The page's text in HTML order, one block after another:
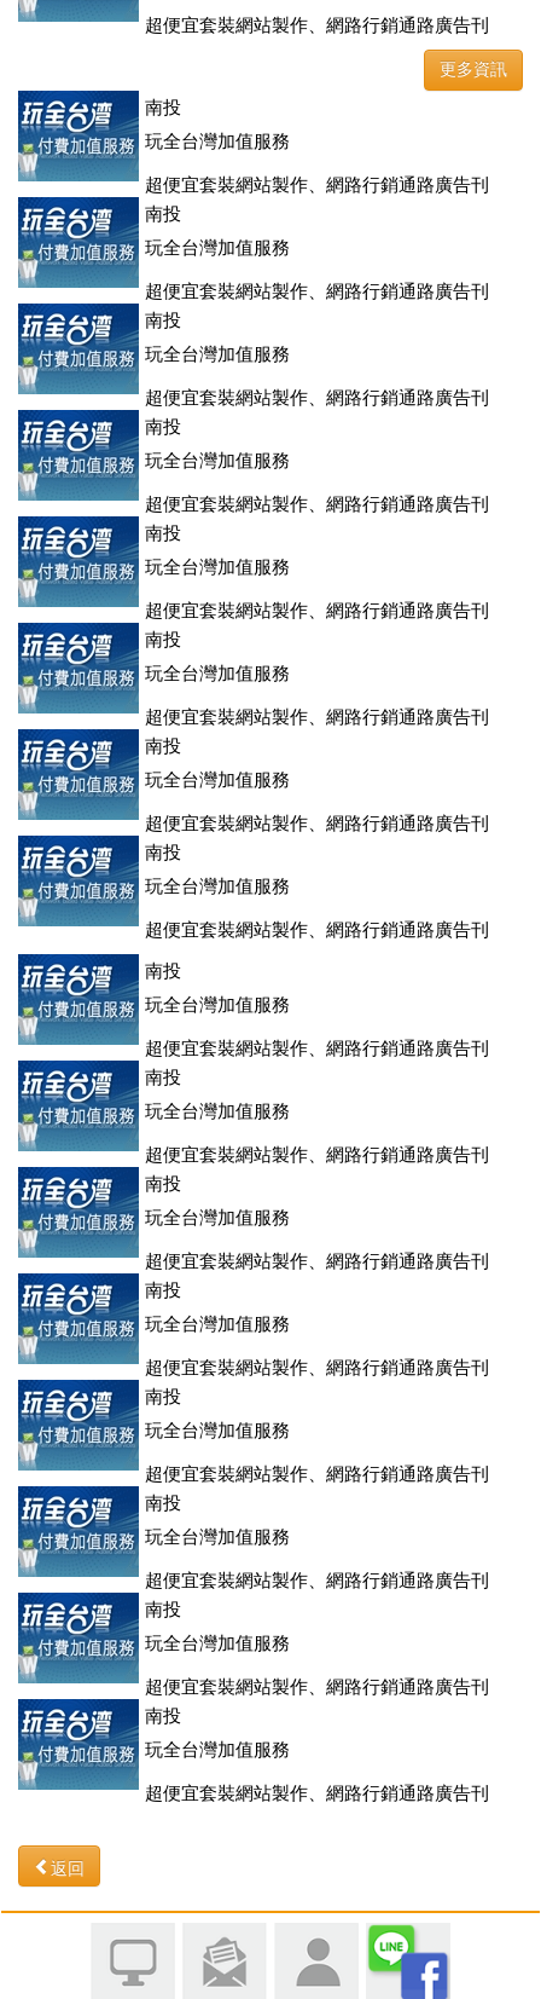
超便宜套裝網站製作、網路行銷通路廣告刊
登、訂房系統、客房委託旅行社銷售，全面優惠中....
更多資訊
南投
玩全台灣加值服務
超便宜套裝網站製作、網路行銷通路廣告刊
登、訂房系統、客房委託旅行社銷售，全面優惠中....
南投
玩全台灣加值服務
超便宜套裝網站製作、網路行銷通路廣告刊
登、訂房系統、客房委託旅行社銷售，全面優惠中....
南投
玩全台灣加值服務
超便宜套裝網站製作、網路行銷通路廣告刊
登、訂房系統、客房委託旅行社銷售，全面優惠中....
南投
玩全台灣加值服務
超便宜套裝網站製作、網路行銷通路廣告刊
登、訂房系統、客房委託旅行社銷售，全面優惠中....
南投
玩全台灣加值服務
超便宜套裝網站製作、網路行銷通路廣告刊
登、訂房系統、客房委託旅行社銷售，全面優惠中....
南投
玩全台灣加值服務
超便宜套裝網站製作、網路行銷通路廣告刊
登、訂房系統、客房委託旅行社銷售，全面優惠中....
南投
玩全台灣加值服務
超便宜套裝網站製作、網路行銷通路廣告刊
登、訂房系統、客房委託旅行社銷售，全面優惠中....
南投
玩全台灣加值服務
超便宜套裝網站製作、網路行銷通路廣告刊
登、訂房系統、客房委託旅行社銷售，全面優惠中....
南投
玩全台灣加值服務
超便宜套裝網站製作、網路行銷通路廣告刊
登、訂房系統、客房委託旅行社銷售，全面優惠中....
南投
玩全台灣加值服務
超便宜套裝網站製作、網路行銷通路廣告刊
登、訂房系統、客房委託旅行社銷售，全面優惠中....
南投
玩全台灣加值服務
超便宜套裝網站製作、網路行銷通路廣告刊
登、訂房系統、客房委託旅行社銷售，全面優惠中....
南投
玩全台灣加值服務
超便宜套裝網站製作、網路行銷通路廣告刊
登、訂房系統、客房委託旅行社銷售，全面優惠中....
南投
玩全台灣加值服務
超便宜套裝網站製作、網路行銷通路廣告刊
登、訂房系統、客房委託旅行社銷售，全面優惠中....
南投
玩全台灣加值服務
超便宜套裝網站製作、網路行銷通路廣告刊
登、訂房系統、客房委託旅行社銷售，全面優惠中....
南投
玩全台灣加值服務
超便宜套裝網站製作、網路行銷通路廣告刊
登、訂房系統、客房委託旅行社銷售，全面優惠中....
南投
玩全台灣加值服務
超便宜套裝網站製作、網路行銷通路廣告刊
返回